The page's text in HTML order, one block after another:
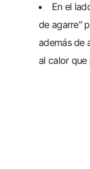
En el
de agarre"
además de
al calor